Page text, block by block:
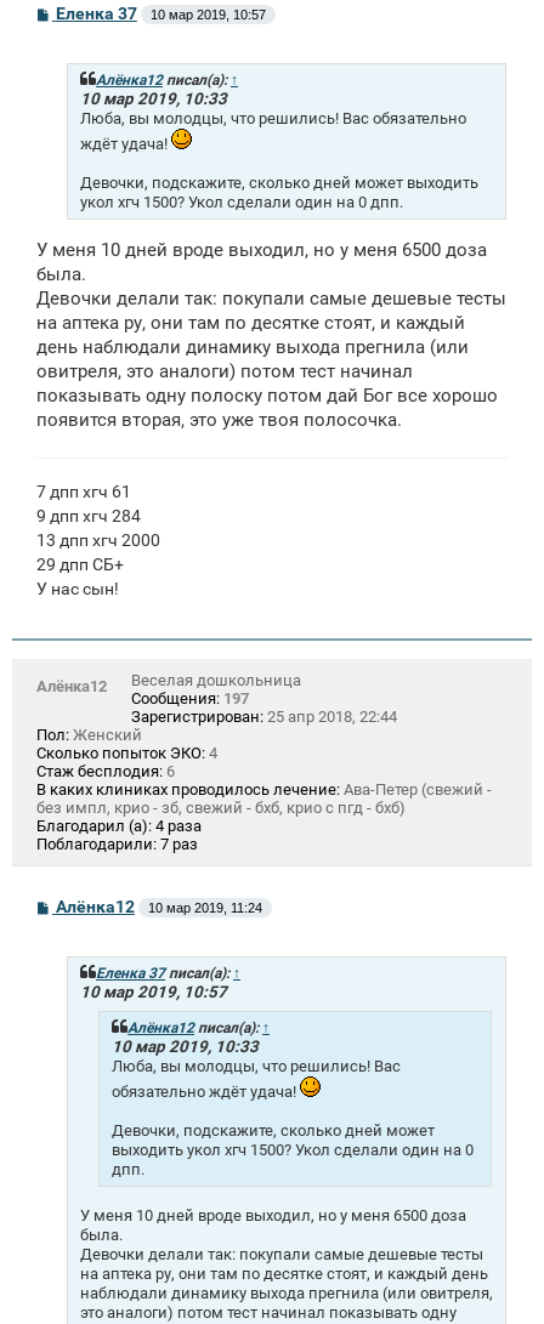
С
о
Еленка 37 10 мар 2019, 10:57
Алёнка12писал(а): ↑
10 мар 2019, 10:33
Люба, вы молодцы, что решились! Вас обязательно
ждёт удача!
Девочки, подскажите, сколько дней может выходить
укол хгч 1500? Укол сделали один на 0 дпп.
У меня 10 дней вроде выходил, но у меня 6500 доза
была.
Девочки делали так: покупали самые дешевые тесты
на аптека ру, они там по десятке стоят, и каждый
день наблюдали динамику выхода прегнила (или
овитреля, это аналоги) потом тест начинал
показывать одну полоску потом дай Бог все хорошо
появится вторая, это уже твоя полосочка.
7 дпп хгч 61
9 дпп хгч 284
13 дпп хгч 2000
29 дпп СБ+
У нас сын!
Алёнка12
Веселая дошкольница
Сообщения: 197
Зарегистрирован: 25 апр 2018, 22:44
Пол: Женский
Сколько попыток ЭКО: 4
Стаж бесплодия: 6
В каких клиниках проводилось лечение: Ава-Петер (свежий -
без импл, крио - зб, свежий - бхб, крио с пгд - бхб)
Благодарил (а): 4 раза
Поблагодарили: 7 раз
С
о
Алёнка12 10 мар 2019, 11:24
Еленка 37писал(а): ↑
10 мар 2019, 10:57
Алёнка12писал(а): ↑
10 мар 2019, 10:33
Люба, вы молодцы, что решились! Вас
обязательно ждёт удача!
Девочки, подскажите, сколько дней может
выходить укол хгч 1500? Укол сделали один на 0
дпп.
У меня 10 дней вроде выходил, но у меня 6500 доза
была.
Девочки делали так: покупали самые дешевые тесты
на аптека ру, они там по десятке стоят, и каждый день
наблюдали динамику выхода прегнила (или овитреля,
это аналоги) потом тест начинал показывать одну